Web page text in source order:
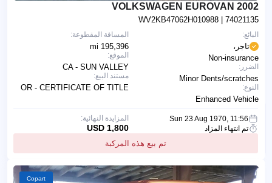
2002 VOLKSWAGEN EUROVAN
WV2KB47062H010988 | 74021135
المسافة المقطوعة:
195,396 mi
الموقع:
CA - SUN VALLEY
مستند البيع:
OR - CERTIFICATE OF TITLE
البائع:
تاجر،
Non-insurance
الضرر:
Minor Dents/scratches
النوع:
Enhanced Vehicle
Sun 23 Aug 1970, 11:56
تم انتهاء المزاد
تم بيع هذه المركبة
المزايدة النهائية:
1,800 USD
Copart